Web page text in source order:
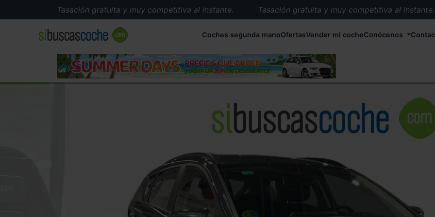
Tasación gratuita y muy competitiva al instante.
Tasación gratuita y muy competitiva al instante.
Más de 5.000 conductores satisfechos.
Buscamos el coche que tu quieras.
Recogemos tu coche en cualquier parte de España.
Compramos tu coche. Pago inmediato.
Coches segunda manoOfertasVender mi cocheConócenos